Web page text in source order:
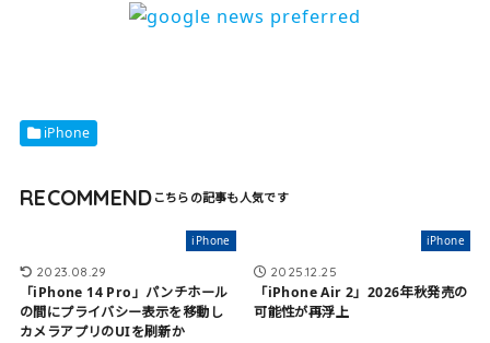
iPhone
RECOMMEND
iPhone
2023.08.29
「iPhone 14 Pro」パンチホール
の間にプライバシー表示を移動し
カメラアプリのUIを刷新か
iPhone
2025.12.25
「iPhone Air 2」2026年秋発売の
可能性が再浮上